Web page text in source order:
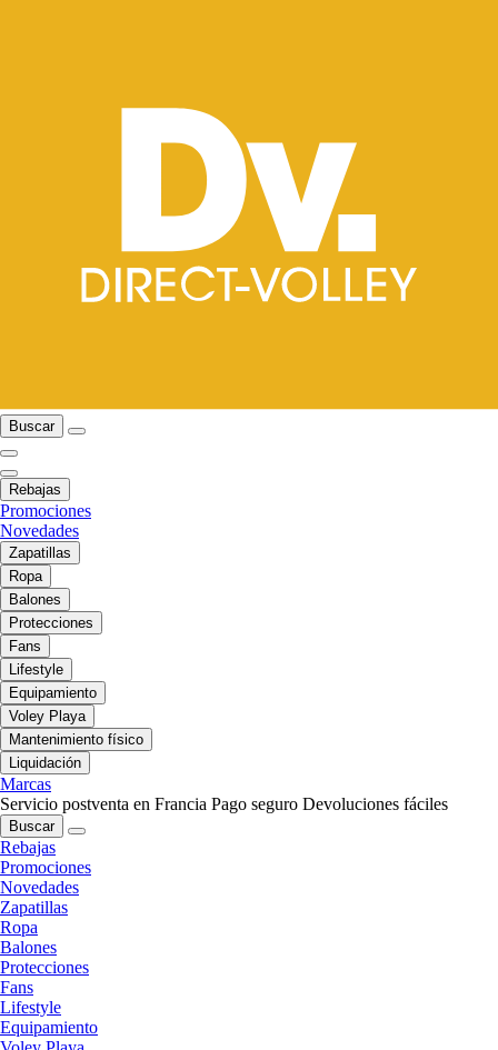
Buscar
Rebajas
Promociones
Novedades
Zapatillas
Ropa
Balones
Protecciones
Fans
Lifestyle
Equipamiento
Voley Playa
Mantenimiento físico
Liquidación
Marcas
Servicio postventa en Francia Pago seguro Devoluciones fáciles
Buscar
Rebajas
Promociones
Novedades
Zapatillas
Ropa
Balones
Protecciones
Fans
Lifestyle
Equipamiento